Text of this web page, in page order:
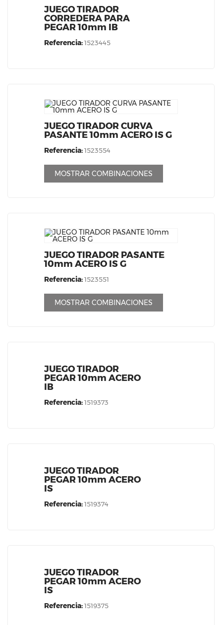
JUEGO TIRADOR
CORREDERA PARA
PEGAR 10mm IB
Referencia:1523445
JUEGO TIRADOR CURVA
PASANTE 10mm ACERO IS G
Referencia:1523554
MOSTRAR COMBINACIONES
JUEGO TIRADOR PASANTE
10mm ACERO IS G
Referencia:1523551
MOSTRAR COMBINACIONES
JUEGO TIRADOR
PEGAR 10mm ACERO
IB
Referencia:1519373
JUEGO TIRADOR
PEGAR 10mm ACERO
IS
Referencia:1519374
JUEGO TIRADOR
PEGAR 10mm ACERO
IS
Referencia:1519375